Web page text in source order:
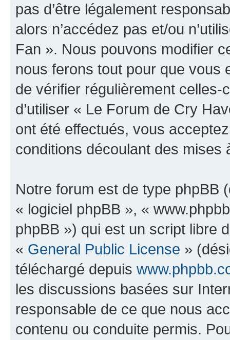
pas d’être légalement
alors n’accédez pas et/ou
Fan ». Nous pouvons modifier
nous ferons tout pour que vous
de vérifier régulièrement
d’utiliser « Le Forum de Cry
ont été effectués, vous
conditions découlant des mises
Notre forum est de type phpBB
« logiciel phpBB », «
phpBB ») qui est un script libre
« General Public License »
téléchargé depuis
les discussions basées sur
responsable de ce que nous
contenu ou conduite permis.